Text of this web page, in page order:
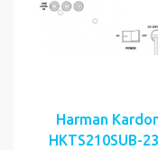
Harman
HKTS210SUB-